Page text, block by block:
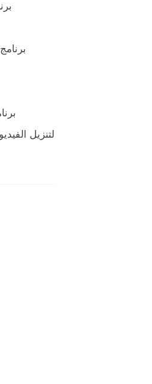
برنامج Paramount Plus لتنزيل الفيديو